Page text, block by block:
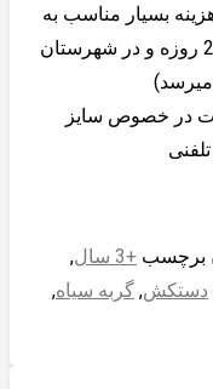
بسیار مناسب به
سراسر کشور (پیشتاز در تهران 2 روزه و در شهرستان
در خصوص سایز
برچسب +3 سال
,
دستکش, گربه سیاه,